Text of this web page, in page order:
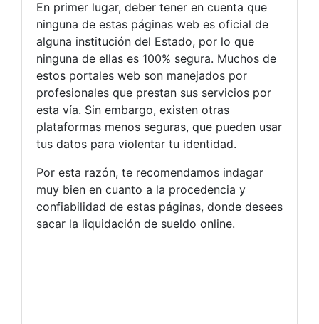
En primer lugar, deber tener en cuenta que
ninguna de estas páginas web es oficial de
alguna institución del Estado, por lo que
ninguna de ellas es 100% segura. Muchos de
estos portales web son manejados por
profesionales que prestan sus servicios por
esta vía. Sin embargo, existen otras
plataformas menos seguras, que pueden usar
tus datos para violentar tu identidad.
Por esta razón, te recomendamos indagar
muy bien en cuanto a la procedencia y
confiabilidad de estas páginas, donde desees
sacar la liquidación de sueldo online.